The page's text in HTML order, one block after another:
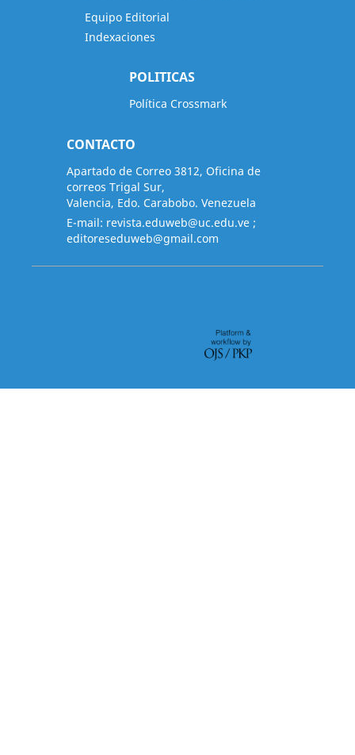
Equipo Editorial
Indexaciones
POLITICAS
Política Crossmark
CONTACTO
Apartado de Correo 3812, Oficina de
correos Trigal Sur,
Valencia, Edo. Carabobo. Venezuela
E-mail: revista.eduweb@uc.edu.ve ;
editoreseduweb@gmail.com